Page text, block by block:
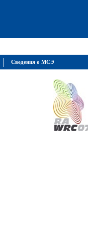
Сведения о МСЭ